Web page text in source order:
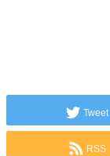
Tweet
RSS